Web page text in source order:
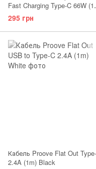
Fast Charging Type-C 66W
Black
295 грн
Кабель Proove Flat Out
2.4A (1m) Black